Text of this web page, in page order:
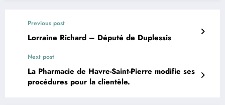
Previous post
Lorraine Richard – Député de Duplessis
Next post
La Pharmacie de Havre-Saint-Pierre modifie ses
procédures pour la clientèle.